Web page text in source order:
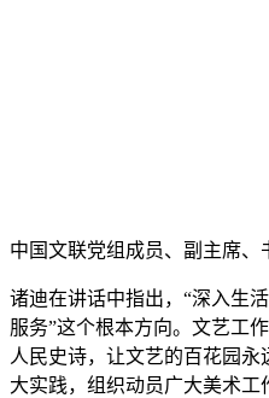
中国文联党组成员、副主席、
诸迪在讲话中指出，“深入生
服务”这个根本方向。文艺工
人民史诗，让文艺的百花园
大实践，组织动员广大美术